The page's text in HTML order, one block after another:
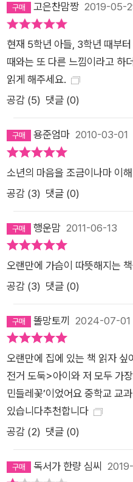
고은찬맘짱 2019-05-
현재 5학년 아들, 3학년 때부
때와는 또 다른 느낌이라고 하
읽게 해주세요.
공감 (5) 댓글 (0)
용준엄마 2010-03-01
소년의 마음을 조금이나마 이
공감 (3) 댓글 (0)
행운맘 2011-06-13
오랜만에 가슴이 따뜻해지는
공감 (3) 댓글 (0)
똘망토끼 2024-07-01
오랜만에 집에 있는 책 읽자
전거 도둑>아이와 저 모두 가
민들레꽃’이었어요 중학교 교
있습니다추천합니다
공감 (2) 댓글 (0)
독서가 한량 심씨